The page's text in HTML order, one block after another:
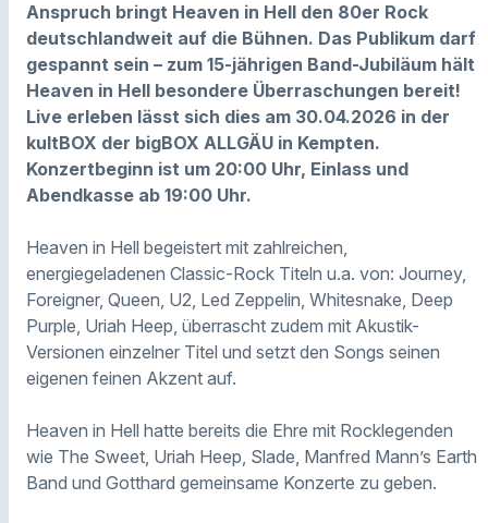
Anspruch bringt Heaven in Hell den 80er Rock
deutschlandweit auf die Bühnen. Das Publikum darf
gespannt sein – zum 15-jährigen Band-Jubiläum hält
Heaven in Hell besondere Überraschungen bereit!
Live erleben lässt sich dies am 30.04.2026 in der
kultBOX der bigBOX ALLGÄU in Kempten.
Konzertbeginn ist um 20:00 Uhr, Einlass und
Abendkasse ab 19:00 Uhr.
Heaven in Hell begeistert mit zahlreichen,
energiegeladenen Classic-Rock Titeln u.a. von: Journey,
Foreigner, Queen, U2, Led Zeppelin, Whitesnake, Deep
Purple, Uriah Heep, überrascht zudem mit Akustik-
Versionen einzelner Titel und setzt den Songs seinen
eigenen feinen Akzent auf.
Heaven in Hell hatte bereits die Ehre mit Rocklegenden
wie The Sweet, Uriah Heep, Slade, Manfred Mann’s Earth
Band und Gotthard gemeinsame Konzerte zu geben.